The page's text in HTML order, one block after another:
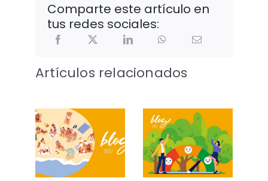
Comparte este artículo en
tus redes sociales:
Artículos relacionados